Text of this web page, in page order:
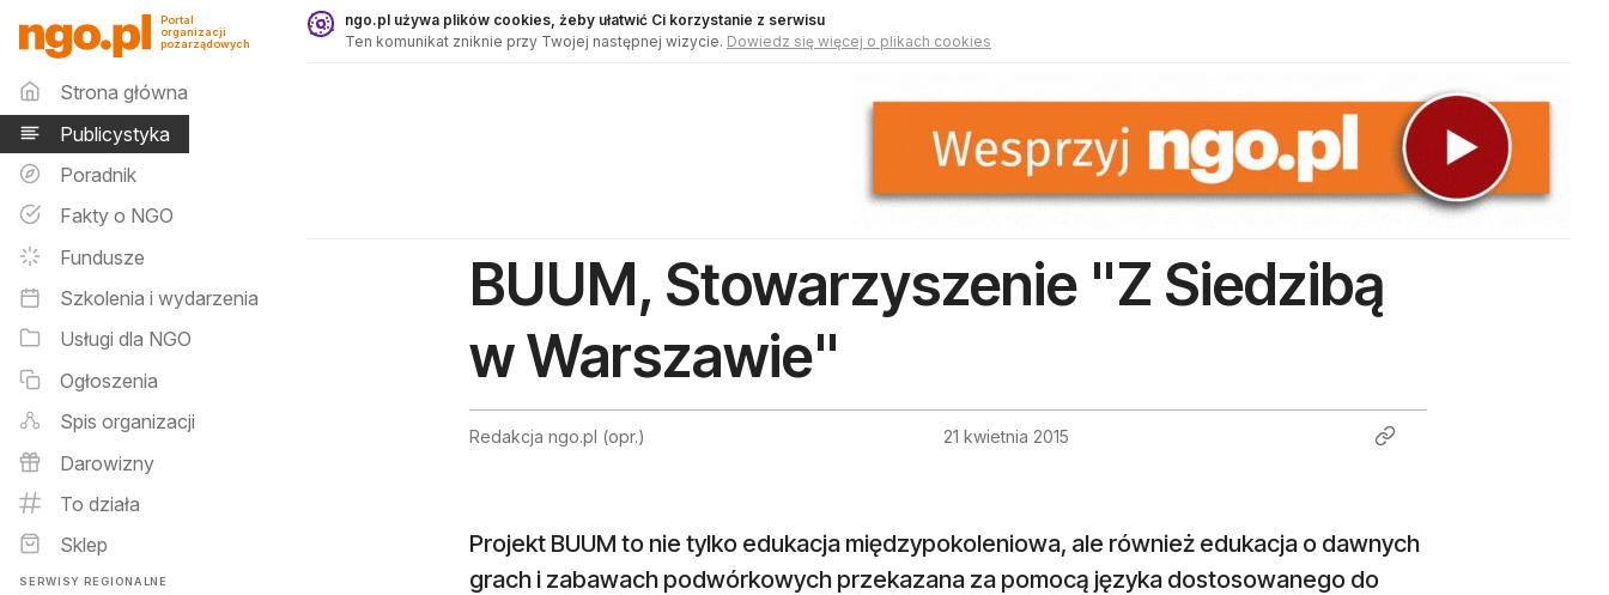
Publicystyka - ngo.pl
Portal
organizacji
pozarządowych
Menu główne
Strona główna
Publicystyka
Poradnik
Fakty o NGO
Fundusze
Szkolenia i wydarzenia
Usługi dla NGO
Ogłoszenia
Spis organizacji
Darowizny
To działa
Sklep
SERWISY REGIONALNE
ngo.pl używa plików cookies, żeby ułatwić Ci korzystanie z serwisu
Ten komunikat zniknie przy Twojej następnej wizycie. Dowiedz się więcej o plikach cookies
BUUM, Stowarzyszenie "Z Siedzibą
w Warszawie"
Redakcja ngo.pl (opr.) 21 kwietnia 2015
Projekt BUUM to nie tylko edukacja międzypokoleniowa, ale również edukacja o dawnych
grach i zabawach podwórkowych przekazana za pomocą języka dostosowanego do